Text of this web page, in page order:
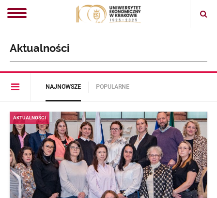
Open
Aktualności
Open
menu
NAJNOWSZE POPULARNE
AKTUALNOŚCI